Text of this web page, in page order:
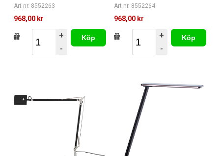
Art nr. 8552263
968,00 kr
+
-
Köp
Art nr. 8552264
968,00 kr
+
-
Köp